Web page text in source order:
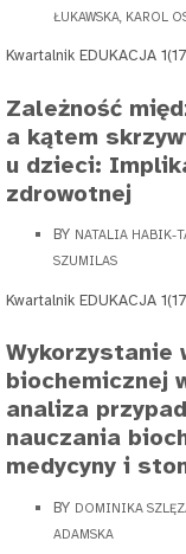
ŁUKAWSKA, KAROL
Kwartalnik EDUKACJA
Zależność
a kątem
u dzieci:
zdrowotnej
BY NATALIA HABIK-
SZUMILAS
Kwartalnik EDUKACJA
Wykorzystanie
biochemicznej
analiza
nauczania
medycyny i
BY DOMINIKA
ADAMSKA